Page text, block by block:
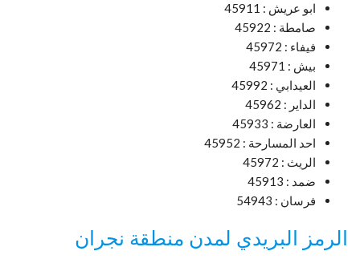
ابو عريش : 45911
صامطة : 45922
فيفاء : 45972
بيش : 45971
العيدابي : 45992
الداير : 45962
العارضة : 45933
احد المسارحة : 45952
الريث : 45972
ضمد : 45913
فرسان : 54943
الرمز البريدي لمدن منطقة نجران